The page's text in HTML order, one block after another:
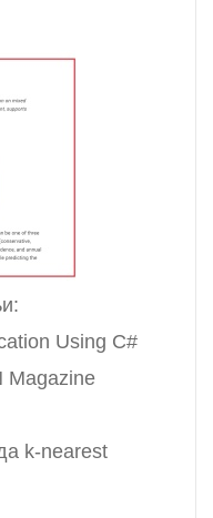
Using C#
Magazine
k-nearest